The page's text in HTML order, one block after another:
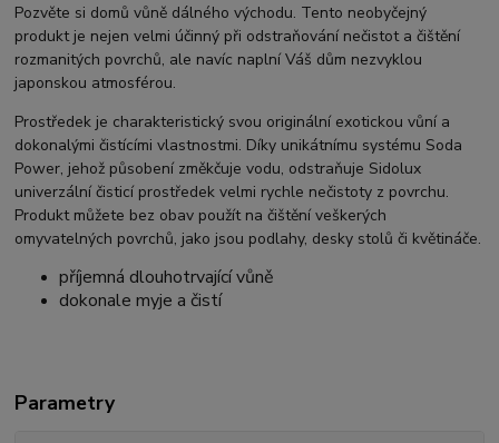
Pozvěte si domů vůně dálného východu. Tento neobyčejný
produkt je nejen velmi účinný při odstraňování nečistot a čištění
rozmanitých povrchů, ale navíc naplní Váš dům nezvyklou
japonskou atmosférou.
Prostředek je charakteristický svou originální exotickou vůní a
dokonalými čistícími vlastnostmi. Díky unikátnímu systému Soda
Power, jehož působení změkčuje vodu, odstraňuje Sidolux
univerzální čisticí prostředek velmi rychle nečistoty z povrchu.
Produkt můžete bez obav použít na čištění veškerých
omyvatelných povrchů, jako jsou podlahy, desky stolů či květináče.
příjemná dlouhotrvající vůně
dokonale myje a čistí
Parametry